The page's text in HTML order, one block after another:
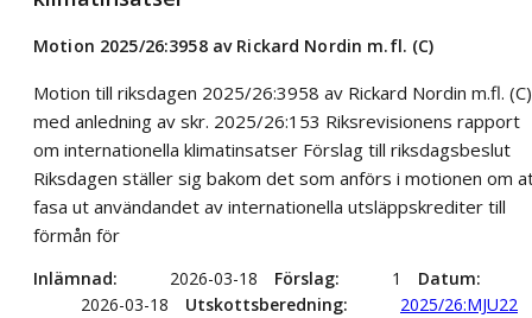
Motion 2025/26:3958 av Rickard Nordin m.fl. (C)
Motion till riksdagen 2025/26:3958 av Rickard Nordin m.fl. (C)
med anledning av skr. 2025/26:153 Riksrevisionens rapport
om internationella klimatinsatser Förslag till riksdagsbeslut
Riksdagen ställer sig bakom det som anförs i motionen om
fasa ut användandet av internationella utsläppskrediter till
förmån för
Inlämnad 2026-03-18 Förslag 1
Datum
2026-03-18
Utskottsberedning
2025/26:MJU22